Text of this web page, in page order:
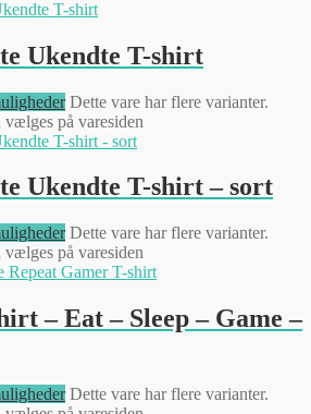
Ukendte T-shirt
Dette vare har flere varianter.
på varesiden
Ukendte T-shirt – sort
Dette vare har flere varianter.
på varesiden
– Eat – Sleep – Game –
Dette vare har flere varianter.